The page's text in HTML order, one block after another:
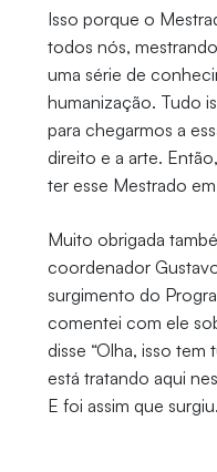
Isso porque o
todos nós,
uma série de
humanização. Tudo
para chegarmos a
direito e a arte.
ter esse Mestrado
Muito obrigada
coordenador
surgimento do
comentei com ele
disse “Olha, isso
está tratando aqui
E foi assim que surgiu.